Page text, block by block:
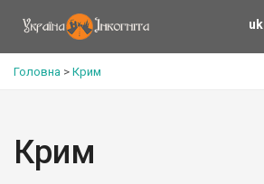
uk
Головна > Крим
Крим